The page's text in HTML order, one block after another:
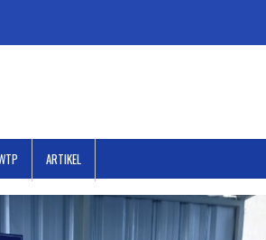
ARTIKEL